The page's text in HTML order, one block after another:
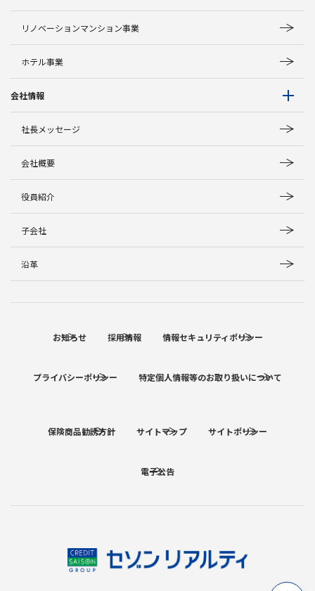
リノベーションマンション事業
ホテル事業
会社情報
社長メッセージ
会社概要
役員紹介
子会社
沿革
お知らせ 採用情報 情報セキュリティポリシー
プライバシーポリシー 特定個人情報等のお取り扱いについて
保険商品勧誘方針 サイトマップ サイトポリシー
電子公告